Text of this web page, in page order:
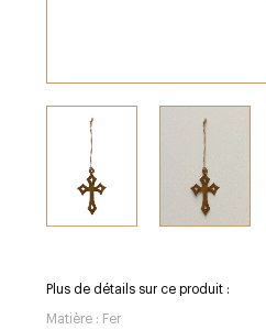
Plus de détails sur ce produit :
Matière : Fer